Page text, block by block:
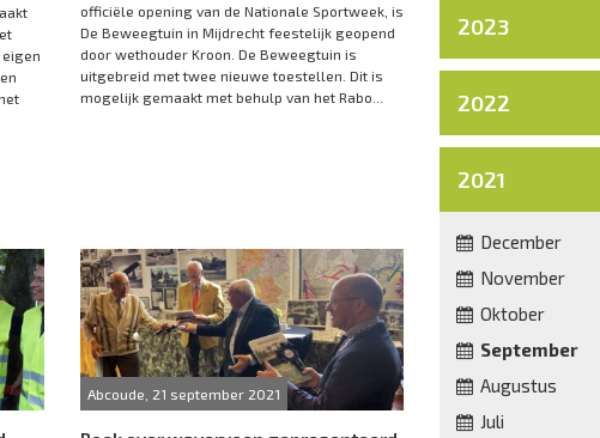
eigen
officiële opening van de Nationale Sportweek, is
De Beweegtuin in Mijdrecht feestelijk geopend
door wethouder Kroon. De Beweegtuin is
uitgebreid met twee nieuwe toestellen. Dit is
mogelijk gemaakt met behulp van het Rabo...
Abcoude, 21 september 2021
2023
2022
2021
December
November
Oktober
September
Augustus
Juli